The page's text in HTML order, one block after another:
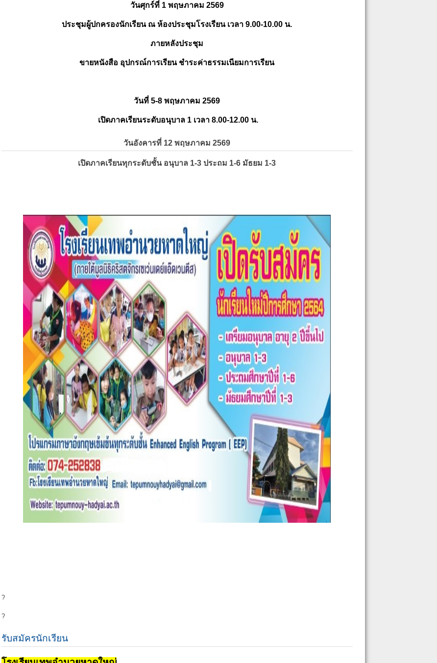
วันศุกร์ที่ 1 พฤษภาคม 2569
ประชุมผู้ปกครองนักเรียน ณ ห้องประชุมโรงเรียน เวลา 9.00-10.00 น.
ภายหลังประชุม
ขายหนังสือ อุปกรณ์การเรียน ชำระค่าธรรมเนียมการเรียน
วันที่ 5-8 พฤษภาคม 2569
เปิดภาคเรียนระดับอนุบาล 1 เวลา 8.00-12.00 น.
วันอังคารที่ 12 พฤษภาคม 2569
เปิดภาคเรียนทุกระดับชั้น อนุบาล 1-3 ประถม 1-6 มัธยม 1-3
?
?
รับสมัครนักเรียน